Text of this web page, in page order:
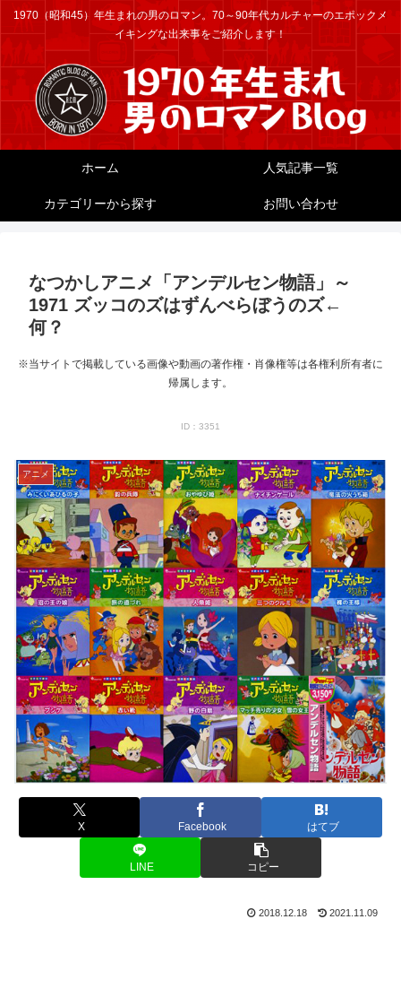
1970（昭和45）年生まれの男のロマン。70～90年代カルチャーのエポックメ
イキングな出来事をご紹介します！
ホーム 人気記事一覧
カテゴリーから探す お問い合わせ
なつかしアニメ「アンデルセン物語」～
1971 ズッコのズはずんべらぼうのズ←
何？
※当サイトで掲載している画像や動画の著作権・肖像権等は各権利所有者に
帰属します。
ID：3351
アニメ
X Facebook はてブ
LINE コピー
2018.12.18 2021.11.09